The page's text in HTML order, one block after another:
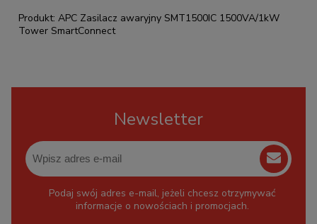
Produkt: APC Zasilacz awaryjny SMT1500IC 1500VA/1kW
Tower SmartConnect
Newsletter
Podaj swój adres e-mail, jeżeli chcesz otrzymywać
informacje o nowościach i promocjach.